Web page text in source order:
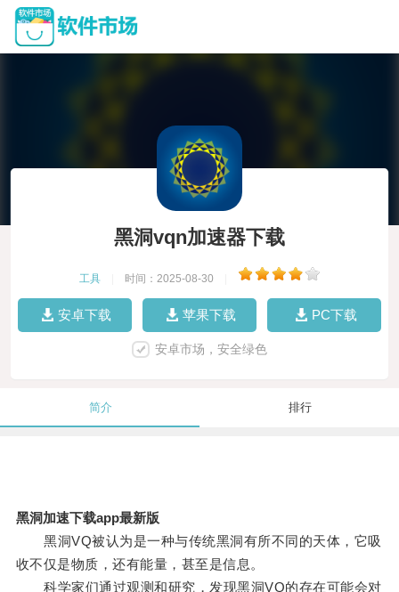
黑洞vqn加速器下载
工具 时间：2025-08-30
安卓下载 苹果下载 PC下载
安卓市场，安全绿色
简介 排行
黑洞加速下载app最新版
黑洞VQ被认为是一种与传统黑洞有所不同的天体，它吸
收不仅是物质，还有能量，甚至是信息。
科学家们通过观测和研究，发现黑洞VQ的存在可能会对